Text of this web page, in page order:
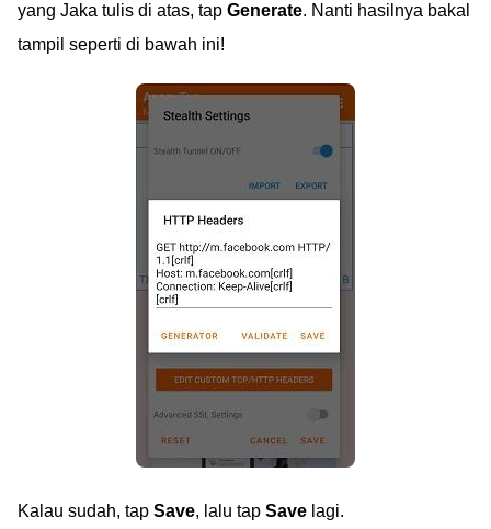
yang Jaka tulis di atas, tap Generate. Nanti hasilnya bakal
tampil seperti di bawah ini!
Kalau sudah, tap Save, lalu tap Save lagi.